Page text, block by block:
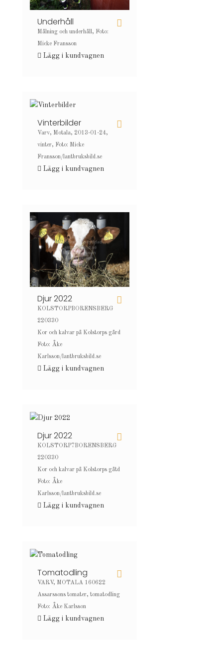
Underhåll
Målning och underhåll, Foto:
Micke Fransson
Lägg i kundvagnen
Vinterbilder
Varv, Motala, 2013-01-24,
vinter, Foto: Micke
Fransson/lantbruksbild.se
Lägg i kundvagnen
Djur 2022
KOLSTORPBORENSBERG
220330
Kor och kalvar på Kolstorps gård
Foto: Åke
Karlsson/lantbruksbild.se
Lägg i kundvagnen
Djur 2022
KOLSTORP7BORENSBERG
220330
Kor och kalvar på Kolstorps gåtd
Foto: Åke
Karlsson/lantbruksbild.se
Lägg i kundvagnen
Tomatodling
VARV, MOTALA 160622
Assarssons tomater, tomatodling
Foto: Åke Karlsson
Lägg i kundvagnen